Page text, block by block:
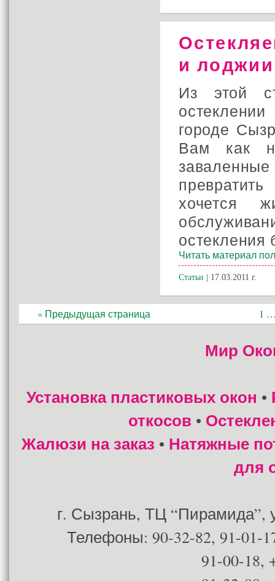
и лоджии
Из этой
городе
Вам как
хочется
остекления
Читать материал
Статьи | 17.03.2011 г.
« Предыдущая страница 1
Мир
Установка пластиковых окон •
откосов •
Жалюзи на заказ • Натяжные
для
г. Сызрань, ТЦ “Пирамида”,
Телефоны: 90-32-82, 91-01-
91-00-18,